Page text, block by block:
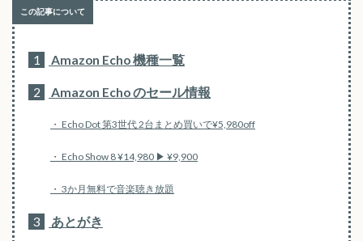
1 Amazon Echo 機種一覧
2 Amazon Echo のセール情報
Echo Dot 第3世代 2台まとめ買いで¥5,980off
Echo Show 8 ¥14,980 ▶ ¥9,900
3か月無料で音楽聴き放題
3 あとがき